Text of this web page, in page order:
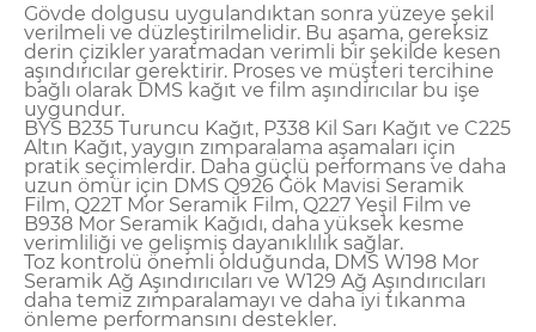
Gövde dolgusu uygulandıktan sonra yüzeye şekil
verilmeli ve düzleştirilmelidir. Bu aşama, gereksiz
derin çizikler yaratmadan verimli bir şekilde kesen
aşındırıcılar gerektirir. Proses ve müşteri tercihine
bağlı olarak DMS kağıt ve film aşındırıcılar bu işe
uygundur.
BYS B235 Turuncu Kağıt, P338 Kil Sarı Kağıt ve C225
Altın Kağıt, yaygın zımparalama aşamaları için
pratik seçimlerdir. Daha güçlü performans ve daha
uzun ömür için DMS Q926 Gök Mavisi Seramik
Film, Q22T Mor Seramik Film, Q227 Yeşil Film ve
B938 Mor Seramik Kağıdı, daha yüksek kesme
verimliliği ve gelişmiş dayanıklılık sağlar.
Toz kontrolü önemli olduğunda, DMS W198 Mor
Seramik Ağ Aşındırıcıları ve W129 Ağ Aşındırıcıları
daha temiz zımparalamayı ve daha iyi tıkanma
önleme performansını destekler.